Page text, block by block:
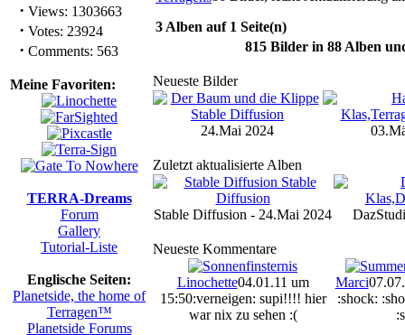
· Views: 1303663
· Votes: 23924
· Comments: 563
Meine Favoriten:
TERRA-Dreams
Forum
Gallery
Tutorial-Liste
Englische Seiten:
Planetside, the home of
Terragen™
Planetside Forums
3 Alben auf 1 Seite(n)
815Bilder in 88Alben
Neueste Bilder
24.Mai 2024
Zuletzt aktualisierte Alben
Stable Diffusion - 24.Mai 2024
Neueste Kommentare
Linochette04.01.11 um
15:50:verneigen: supi!!!! hier
war nix zu sehen :(
Marci
:shock: